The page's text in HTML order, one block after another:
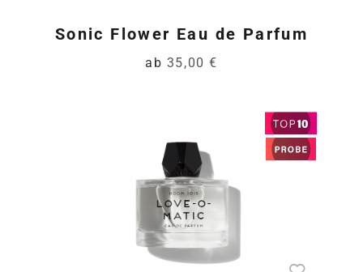
Sonic Flower Eau de Parfum
ab 35,00 €